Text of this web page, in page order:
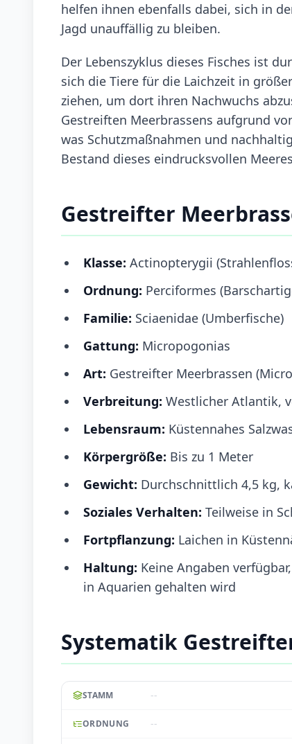
helfen ihnen ebenfalls dabei, sich in
Jagd unauffällig zu bleiben.
Der Lebenszyklus dieses Fisches ist
sich die Tiere für die Laichzeit in
ziehen, um dort ihren Nachwuchs
Gestreiften Meerbrassens aufgrund
was Schutzmaßnahmen und
Bestand dieses eindrucksvollen
Gestreifter
Klasse: Actinopterygii
Ordnung: Perciformes
Familie: Sciaenidae (Umberfische)
Gattung: Micropogonias
Art: Gestreifter Meerbrassen
Verbreitung: Westlicher Atlantik,
Lebensraum: Küstennahes
Körpergröße: Bis zu 1 Meter
Gewicht: Durchschnittlich 4,5 kg,
Soziales Verhalten: Teilweise in
Fortpflanzung: Laichen in
Haltung: Keine Angaben
in Aquarien gehalten wird
Systematik
STAMM --
ORDNUNG --